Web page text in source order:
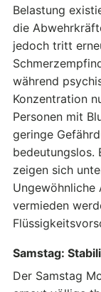
Belastung
die
jedoch tritt
während
Konzentration
Personen mit
geringe
bedeutungslos.
zeigen sich
vermieden
Samstag:
Der Samstag